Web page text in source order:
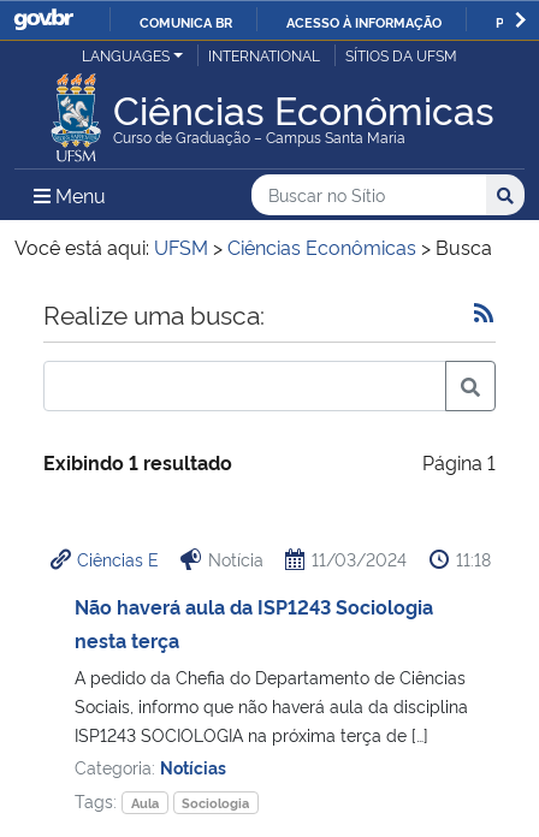
IR
O
COMUNICA BR ACESSO À INFORMAÇÃO
Ministério da Justiça e Segurança Pública
Ministério da Defesa
Ministério das Relações Exteriores
Ministério da Economia
Ministério da Infraestrutura
Ministério da Cidadania
Ministério de Minas e Energia
Ministério da Ciência, Tecnologia, Inovações e Comunicações
Ministério do Meio Ambiente
LANGUAGES INTERNATIONAL SÍTIOS DA UFSM
Ciências Econômicas
Curso de Graduação – Campus Santa Maria
Menu Menu Principal do Sítio
Busca
Buscar no no Sítio
Busca:
Você está aqui: UFSM >Ciências Econômicas > Busca
Início do conteúdo
Realize uma busca:
Exibindo 1 resultado Página 1
Ciências E Notícia 11/03/2024 11:18
Não haverá aula da ISP1243 Sociologia
nesta terça
A pedido da Chefia do Departamento de Ciências
Sociais, informo que não haverá aula da disciplina
ISP1243 SOCIOLOGIA na próxima terça de […]
Categoria: Notícias
Tags:
Aula Sociologia